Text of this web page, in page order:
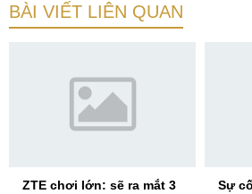
BÀI VIẾT LIÊN QUAN
ZTE chơi lớn: sẽ ra mắt 3
Sự